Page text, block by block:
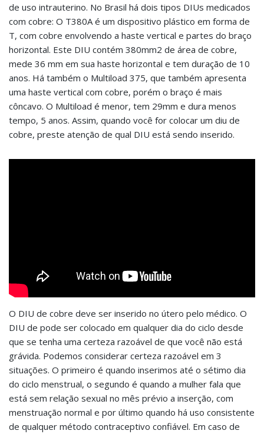
de uso intrauterino. No Brasil há dois tipos DIUs medicados
com cobre: O T380A é um dispositivo plástico em forma de
T, com cobre envolvendo a haste vertical e partes do braço
horizontal. Este DIU contém 380mm2 de área de cobre,
mede 36 mm em sua haste horizontal e tem duração de 10
anos. Há também o Multiload 375, que também apresenta
uma haste vertical com cobre, porém o braço é mais
côncavo. O Multiload é menor, tem 29mm e dura menos
tempo, 5 anos. Assim, quando você for colocar um diu de
cobre, preste atenção de qual DIU está sendo inserido.
O DIU de cobre deve ser inserido no útero pelo médico. O
DIU de pode ser colocado em qualquer dia do ciclo desde
que se tenha uma certeza razoável de que você não está
grávida. Podemos considerar certeza razoável em 3
situações. O primeiro é quando inserimos até o sétimo dia
do ciclo menstrual, o segundo é quando a mulher fala que
está sem relação sexual no mês prévio a inserção, com
menstruação normal e por último quando há uso consistente
de qualquer método contraceptivo confiável. Em caso de